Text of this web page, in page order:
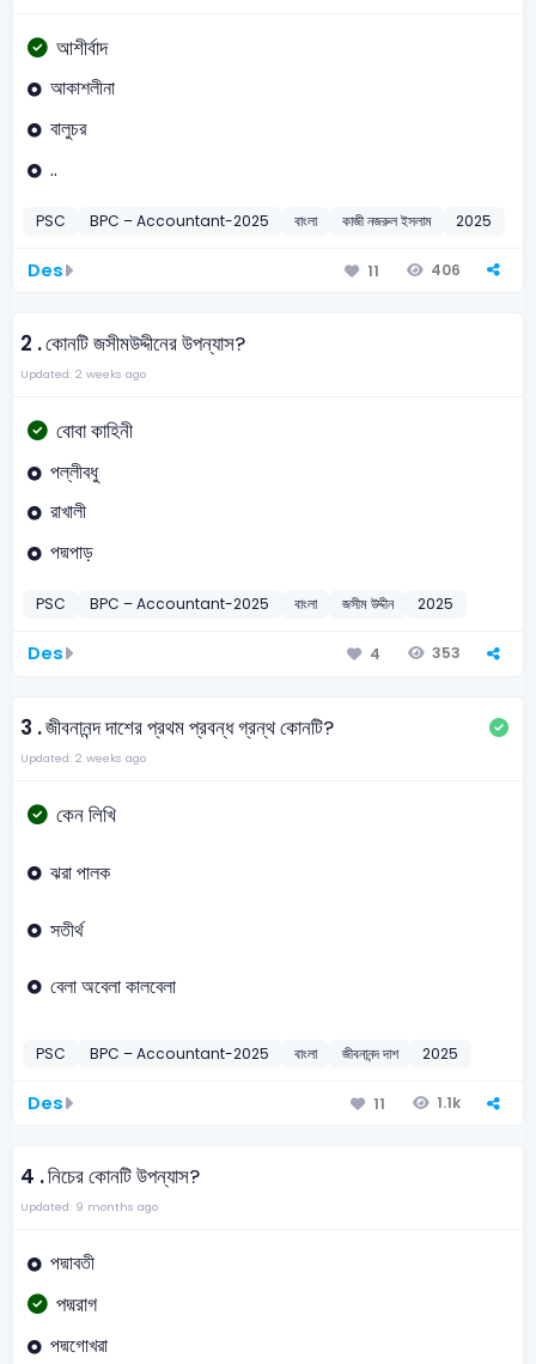
আশীর্বাদ
আকাশলীনা
বালুচর
..
PSC BPC – Accountant-2025 বাংলা কাজী নজরুল ইসলাম 2025
Des 11 406
2 .কোনটি জসীমউদ্দীনের উপন্যাস?
Updated: 2 weeks ago
বোবা কাহিনী
পল্লীবধু
রাখালী
পদ্মপাড়
PSC BPC – Accountant-2025 বাংলা জসীম উদ্দীন 2025
Des 4 353
3 .জীবনানন্দ দাশের প্রথম প্রবন্ধ গ্রন্থ কোনটি?
Updated: 2 weeks ago
কেন লিখি
ঝরা পালক
সতীর্থ
বেলা অবেলা কালবেলা
PSC BPC – Accountant-2025 বাংলা জীবনানন্দ দাশ 2025
Des 11 1.1k
4 .নিচের কোনটি উপন্যাস?
Updated: 9 months ago
পদ্মাবতী
পদ্মরাগ
পদ্মগোখরা